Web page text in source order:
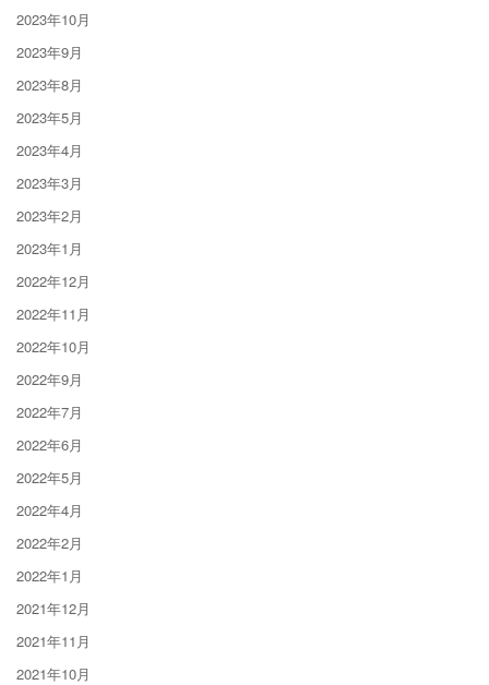
2023年10月
2023年9月
2023年8月
2023年5月
2023年4月
2023年3月
2023年2月
2023年1月
2022年12月
2022年11月
2022年10月
2022年9月
2022年7月
2022年6月
2022年5月
2022年4月
2022年2月
2022年1月
2021年12月
2021年11月
2021年10月